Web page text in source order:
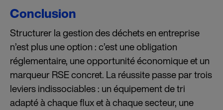
Conclusion
Structurer la gestion des déchets en entreprise
n’est plus une option : c’est une obligation
réglementaire, une opportunité économique et un
marqueur RSE concret. La réussite passe par trois
leviers indissociables : un équipement de tri
adapté à chaque flux et à chaque secteur, une